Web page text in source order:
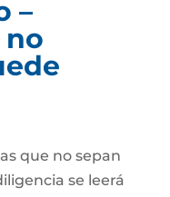
–
no
que no sepan
se leerá